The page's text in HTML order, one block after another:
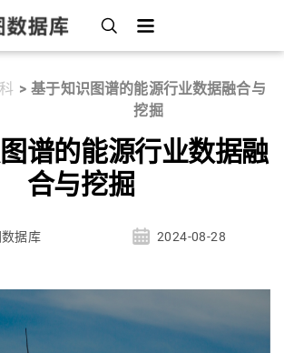
> 基于知识图谱的能源行业数据融合与
挖掘
谱的能源行业数据融
合与挖掘
据库 2024-08-28